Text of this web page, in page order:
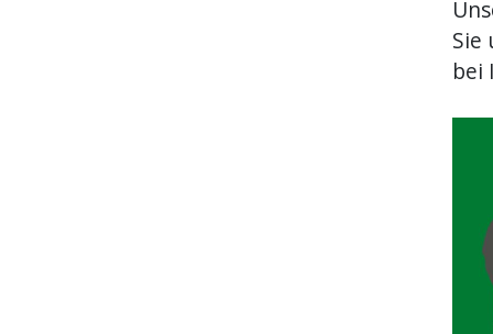
Sie
bei